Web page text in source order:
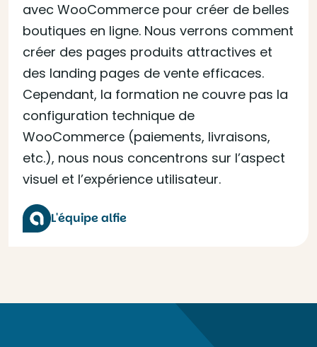
avec WooCommerce pour créer de belles
boutiques en ligne. Nous verrons comment
créer des pages produits attractives et
des landing pages de vente efficaces.
Cependant, la formation ne couvre pas la
configuration technique de
WooCommerce (paiements, livraisons,
etc.), nous nous concentrons sur l’aspect
visuel et l’expérience utilisateur.
L'équipe alfie